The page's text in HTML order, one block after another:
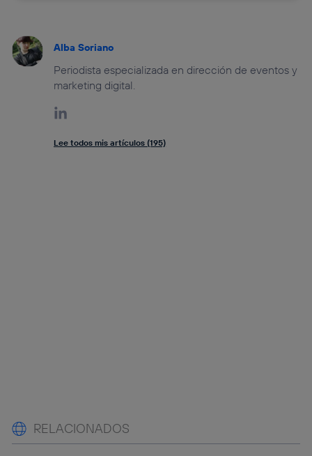
Alba Soriano
Periodista especializada en dirección de eventos y
marketing digital.
Lee todos mis artículos (195)
RELACIONADOS